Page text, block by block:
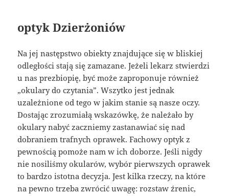
optyk Dzierżoniów
Na jej następstwo obiekty znajdujące się w bliskiej
odległości stają się zamazane. Jeżeli lekarz stwierdzi
u nas prezbiopię, być może zaproponuje również
„okulary do czytania”. Wszytko jest jednak
uzależnione od tego w jakim stanie są nasze oczy.
Dostając zrozumiałą wskazówkę, że należało by
okulary nabyć zaczniemy zastanawiać się nad
dobraniem trafnych oprawek. Fachowy optyk z
pewnością pomoże nam w ich doborze. Jeśli nigdy
nie nosiliśmy okularów, wybór pierwszych oprawek
to bardzo istotna decyzja. Jest kilka rzeczy, na które
na pewno trzeba zwrócić uwagę: rozstaw źrenic,